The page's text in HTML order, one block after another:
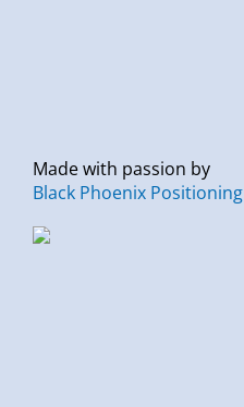
Made with passion by
Black Phoenix Positioning